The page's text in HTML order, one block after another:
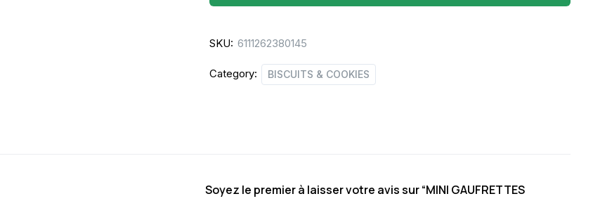
TOBIGO
SKU: 6111262380145
Category: BISCUITS & COOKIES
Soyez le premier à laisser votre avis sur “MINI GAUFRETTES